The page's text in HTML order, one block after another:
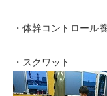
・体幹コントロール
・スクワット